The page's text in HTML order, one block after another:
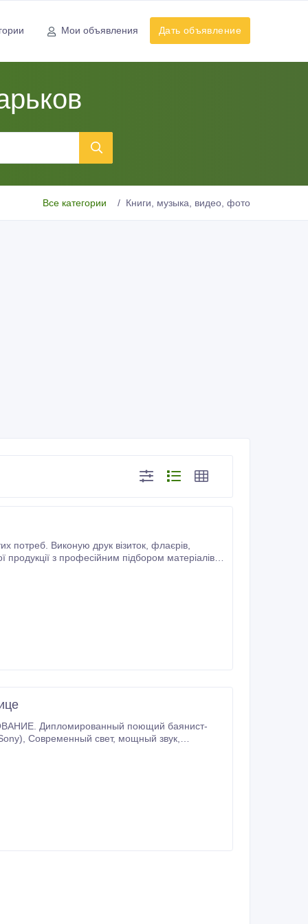
Мои объявления Дать объявление
Все категории Книги, музыка, видео, фото
Дипломированный поющий баянист-